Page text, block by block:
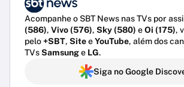
Acompanhe o SBT News nas TVs por
(586), Vivo (576), Sky (580) eOi (175),
pelo+SBT, SiteeYouTube, além dos
TVsSamsunge LG.
Siga no Google